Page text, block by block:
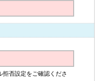
否設定をご確認くださ